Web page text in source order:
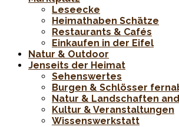
Leseecke
Heimathaben Schätze
Restaurants & Cafés
Einkaufen in der Eifel
Natur & Outdoor
Jenseits der Heimat
Sehenswertes
Burgen & Schlösser
Natur & Landschaften
Kultur & Veranstaltungen
Wissenswerkstatt